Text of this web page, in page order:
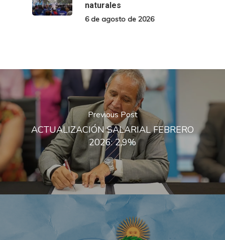
naturales
6 de agosto de 2026
Previous Post
ACTUALIZACIÓN SALARIAL FEBRERO
2026: 2,9%